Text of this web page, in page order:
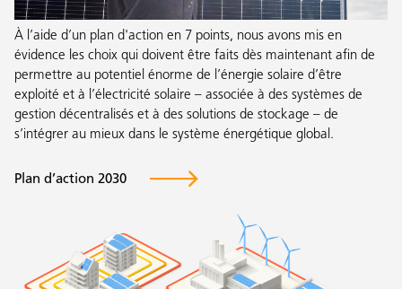
À l’aide d’un plan d'action en 7 points, nous avons mis en
évidence les choix qui doivent être faits dès maintenant afin de
permettre au potentiel énorme de l’énergie solaire d’être
exploité et à l’électricité solaire – associée à des systèmes de
gestion décentralisés et à des solutions de stockage – de
s’intégrer au mieux dans le système énergétique global.
Plan d’action 2030